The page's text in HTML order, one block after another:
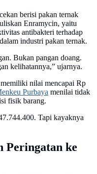
berisi pakan ternak
Enramycin, yaitu
antibakteri terhadap
industri pakan ternak.
Bukan pangan doang.
kelihatannya,” ujarnya.
nilai mencapai Rp
Purbaya menilai tidak
fisik barang.
Tapi kayaknya
Peringatan ke